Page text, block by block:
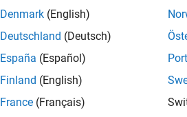
Denmark (English)
Deutschland (Deutsch)
España (Español)
Finland (English)
France (Français)